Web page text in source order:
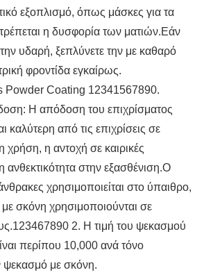
εξοπλισμό, όπως μάσκες για τα
η δυσφορία των ματιών.Εάν
υδαρή, ξεπλύνετε την με καθαρό
φροντίδα εγκαίρως.
Powder Coating 12341567890.
Η απόδοση του επιχρίσματος
καλύτερη από τις επιχρίσεις σε
χρήση, η αντοχή σε καιρικές
ανθεκτικότητα στην εξασθένιση.Ο
χρησιμοποιείται στο ύπαιθρο,
σκόνη χρησιμοποιούνται σε
2. Η τιμή του ψεκασμού
περίπου 10,000 ανά τόνο
ψεκασμό με σκόνη.